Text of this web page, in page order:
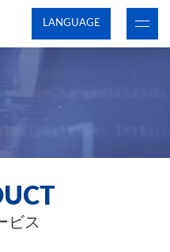
LANGUAGE
ビス